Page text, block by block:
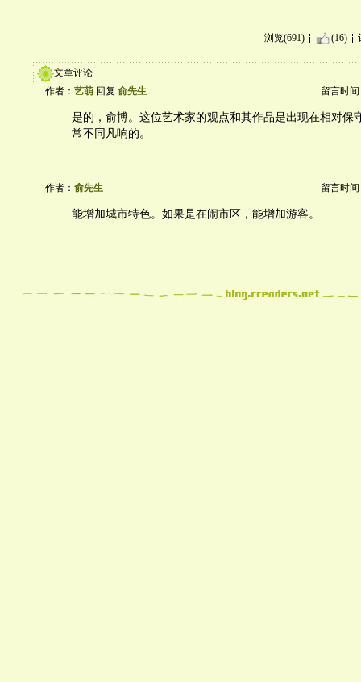
浏览(691) (16)
文章评论
作者： 艺萌 回复 俞先生 留言时间
是的，俞博。这位艺术家的观点和其作品是出现在相对保
常不同凡响的。
作者： 俞先生 留言时间
能增加城市特色。如果是在闹市区，能增加游客。